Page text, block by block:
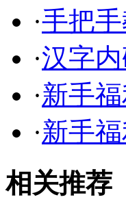
·手把
·汉字
·新手
·新手
相关推荐